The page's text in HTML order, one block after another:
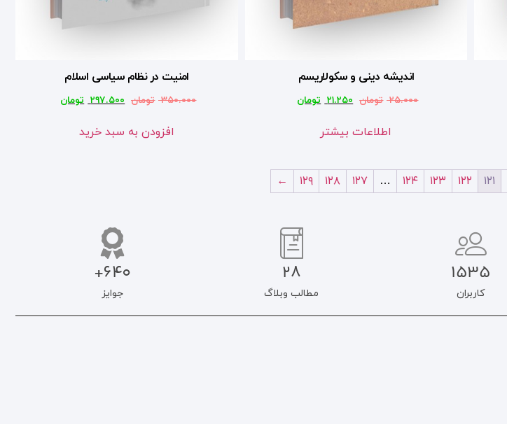
اندیشه دینی و سکولاریسم
۲۵.۰۰۰ تومان ۲۱.۲۵۰ تومان
اطلاعات بیشتر
امنیت در نظام سیاسی اسلام
۳۵۰.۰۰۰ تومان ۲۹۷.۵۰۰ تومان
افزودن به سبد خرید
۱۲۱ ۱۲۲ ۱۲۳ ۱۲۴ … ۱۲۷ ۱۲۸ ۱۲۹ ←
1535
کاربران
28
مطالب وبلاگ
640+
جوایز